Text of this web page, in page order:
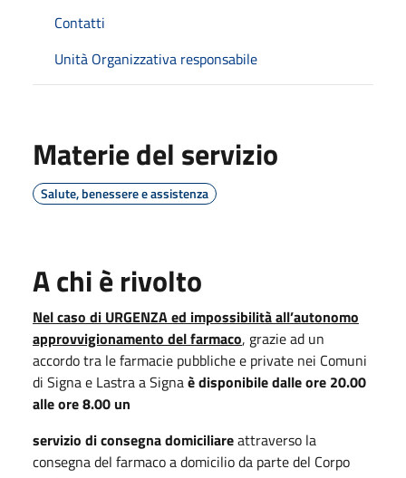
Contatti
Unità Organizzativa responsabile
Materie del servizio
Salute, benessere e assistenza
A chi è rivolto
Nel caso di URGENZA ed impossibilità all’autonomo
approvvigionamento del farmaco, grazie ad un
accordo tra le farmacie pubbliche e private nei Comuni
di Signa e Lastra a Signaè disponibile dalle ore 20.00
alle ore 8.00 un
servizio di consegna domiciliareattraverso la
consegna del farmaco a domicilio da parte del Corpo